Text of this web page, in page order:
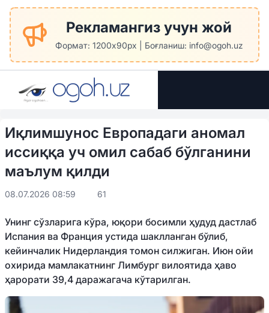
Рекламангиз учун жой
Формат: 1200x90px | Боғланиш: info@ogoh.uz
Иқлимшунос Европадаги аномал
иссиққа уч омил сабаб бўлганини
маълум қилди
08.07.2026 08:59 61
Унинг сўзларига кўра, юқори босимли ҳудуд дастлаб
Испания ва Франция устида шаклланган бўлиб,
кейинчалик Нидерландия томон силжиган. Июн ойи
охирида мамлакатнинг Лимбург вилоятида ҳаво
ҳарорати 39,4 даражагача кўтарилган.